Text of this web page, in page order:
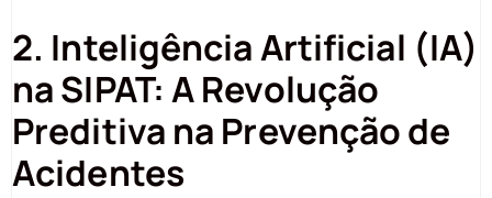
2. Inteligência Artificial (IA)
na SIPAT: A Revolução
Preditiva na Prevenção de
Acidentes